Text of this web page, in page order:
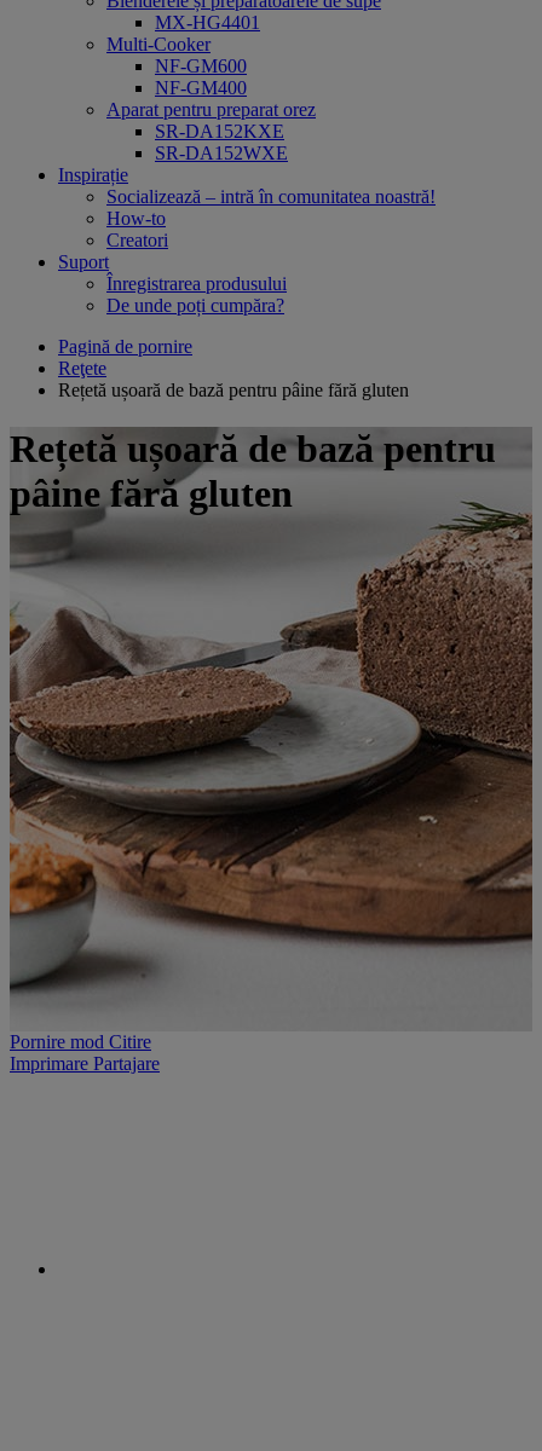
MX-HG4401
Multi-Cooker
NF-GM600
NF-GM400
Aparat pentru preparat orez
SR-DA152KXE
SR-DA152WXE
Inspirație
Socializează – intră în comunitatea noastră!
How-to
Creatori
Suport
Înregistrarea produsului
De unde poți cumpăra?
Pagină de pornire
Reţete
Rețetă ușoară de bază pentru pâine fără gluten
Rețetă ușoară de bază pentru
pâine fără gluten
Pornire mod Citire
Imprimare Partajare